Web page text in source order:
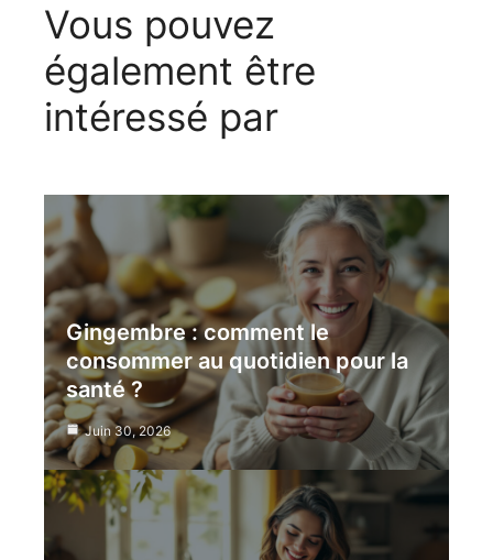
Vous pouvez
également être
intéressé par
Gingembre : comment le
consommer au quotidien pour la
santé ?
Juin 30, 2026